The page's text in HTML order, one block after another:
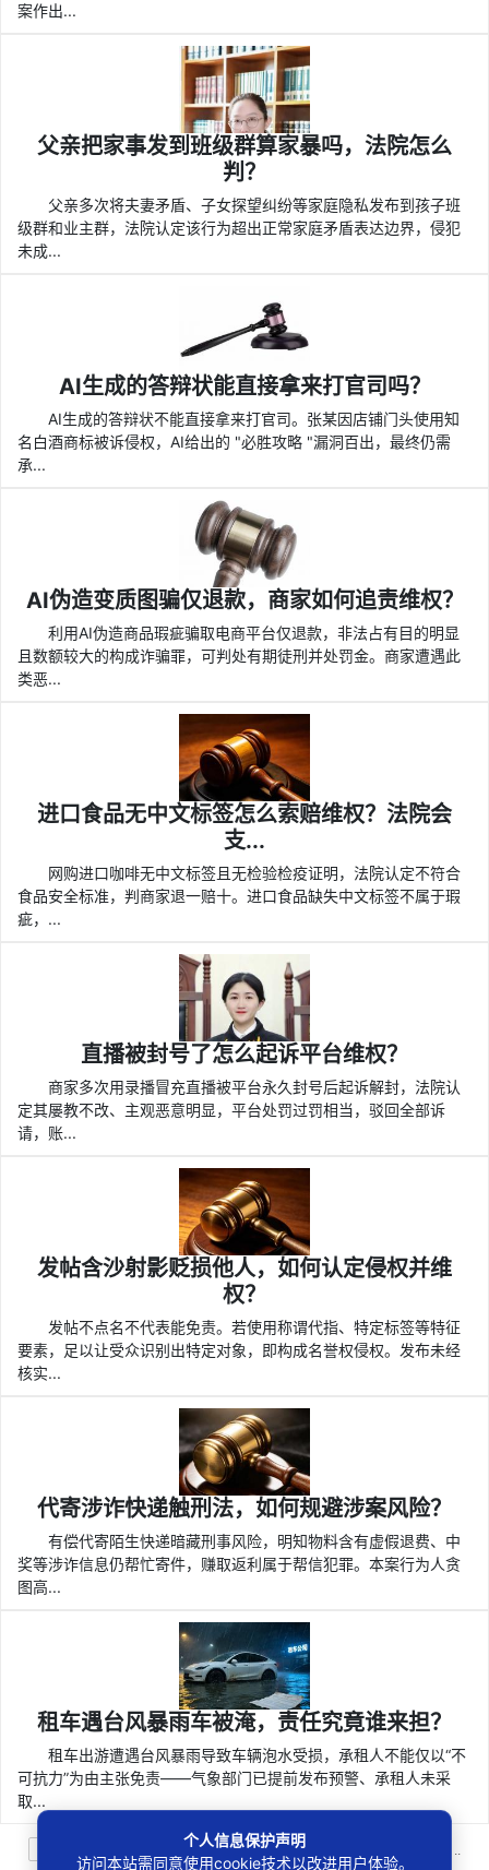
案作出...
父亲把家事发到班级群算家暴吗，法院怎么
判？
父亲多次将夫妻矛盾、子女探望纠纷等家庭隐私发布到孩子班
级群和业主群，法院认定该行为超出正常家庭矛盾表达边界，侵犯
未成...
AI生成的答辩状能直接拿来打官司吗？
AI生成的答辩状不能直接拿来打官司。张某因店铺门头使用知
名白酒商标被诉侵权，AI给出的 "必胜攻略 "漏洞百出，最终仍需
承...
AI伪造变质图骗仅退款，商家如何追责维权？
利用AI伪造商品瑕疵骗取电商平台仅退款，非法占有目的明显
且数额较大的构成诈骗罪，可判处有期徒刑并处罚金。商家遭遇此
类恶...
进口食品无中文标签怎么索赔维权？法院会
支...
网购进口咖啡无中文标签且无检验检疫证明，法院认定不符合
食品安全标准，判商家退一赔十。进口食品缺失中文标签不属于瑕
疵，...
直播被封号了怎么起诉平台维权？
商家多次用录播冒充直播被平台永久封号后起诉解封，法院认
定其屡教不改、主观恶意明显，平台处罚过罚相当，驳回全部诉
请，账...
发帖含沙射影贬损他人，如何认定侵权并维
权？
发帖不点名不代表能免责。若使用称谓代指、特定标签等特征
要素，足以让受众识别出特定对象，即构成名誉权侵权。发布未经
核实...
代寄涉诈快递触刑法，如何规避涉案风险？
有偿代寄陌生快递暗藏刑事风险，明知物料含有虚假退费、中
奖等涉诈信息仍帮忙寄件，赚取返利属于帮信犯罪。本案行为人贪
图高...
租车遇台风暴雨车被淹，责任究竟谁来担？
租车出游遭遇台风暴雨导致车辆泡水受损，承租人不能仅以“不
可抗力”为由主张免责——气象部门已提前发布预警、承租人未采
取...
3 4 5 6 ..
个人信息保护声明
访问本站需同意使用cookie技术以改进用户体验。